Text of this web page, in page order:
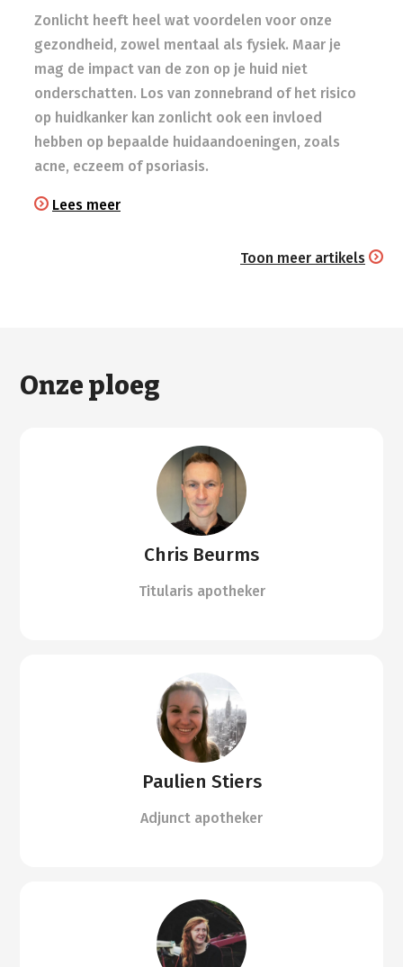
Zonlicht heeft heel wat voordelen voor onze
gezondheid, zowel mentaal als fysiek. Maar je
mag de impact van de zon op je huid niet
onderschatten. Los van zonnebrand of het risico
op huidkanker kan zonlicht ook een invloed
hebben op bepaalde huidaandoeningen, zoals
acne, eczeem of psoriasis.
Lees meer
Toon meer artikels
Onze ploeg
Chris Beurms
Titularis apotheker
Paulien Stiers
Adjunct apotheker